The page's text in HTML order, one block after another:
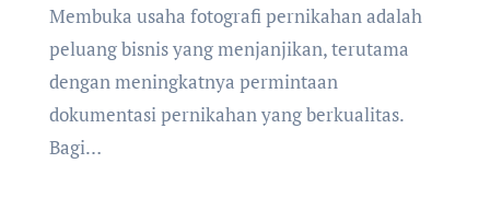
Membuka usaha fotografi pernikahan adalah
peluang bisnis yang menjanjikan, terutama
dengan meningkatnya permintaan
dokumentasi pernikahan yang berkualitas.
Bagi…